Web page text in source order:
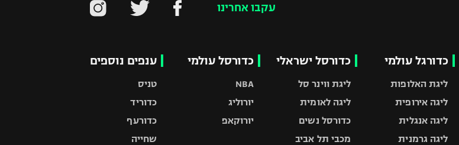
עקבו אחרינו
כדורגל עולמי
ליגת האלופות
ליגה אירופית
ליגה אנגלית
ליגה גרמנית
כדורסל ישראלי
ליגת ווינר סל
ליגה לאומית
כדורסל נשים
מכבי תל אביב
כדורסל עולמי
NBA
יורוליג
יורוקאפ
ענפים נוספים
טניס
כדוריד
כדורעף
שחייה